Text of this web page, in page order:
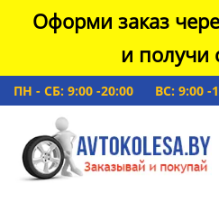
Оформи заказ
и получи
ПН - СБ: 9:00 -20:00 ВС: 9:00 -